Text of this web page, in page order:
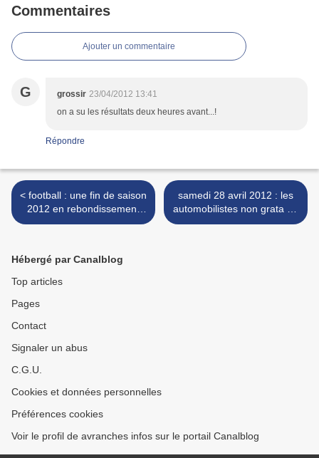
Commentaires
Ajouter un commentaire
G grossir 23/04/2012 13:41
on a su les résultats deux heures avant...!
Répondre
< football : une fin de saison
2012 en rebondissement
pour l'US Avranches Mont-
samedi 28 avril 2012 : les
automobilistes non grata au
pied du Mont-Saint-Michel
Hébergé par Canalblog
Top articles
Pages
Contact
Signaler un abus
C.G.U.
Cookies et données personnelles
Préférences cookies
Voir le profil de avranches infos sur le portail Canalblog